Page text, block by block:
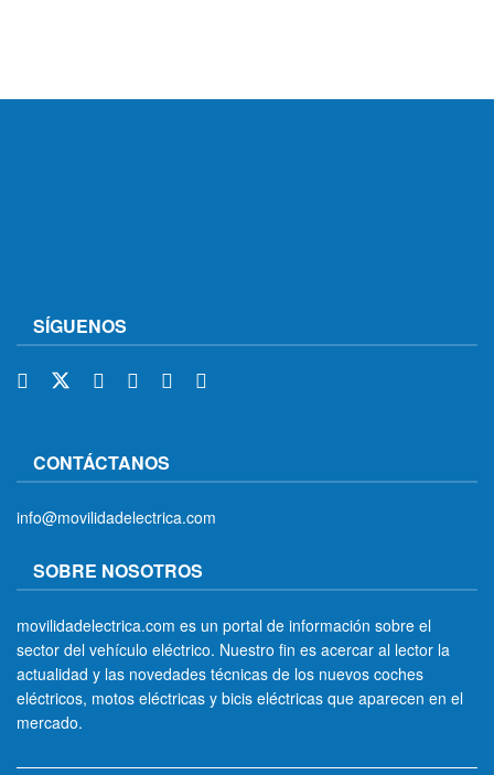
SÍGUENOS
CONTÁCTANOS
info@movilidadelectrica.com
SOBRE NOSOTROS
movilidadelectrica.com es un portal de información sobre el
sector del vehículo eléctrico. Nuestro fin es acercar al lector la
actualidad y las novedades técnicas de los nuevos coches
eléctricos, motos eléctricas y bicis eléctricas que aparecen en el
mercado.